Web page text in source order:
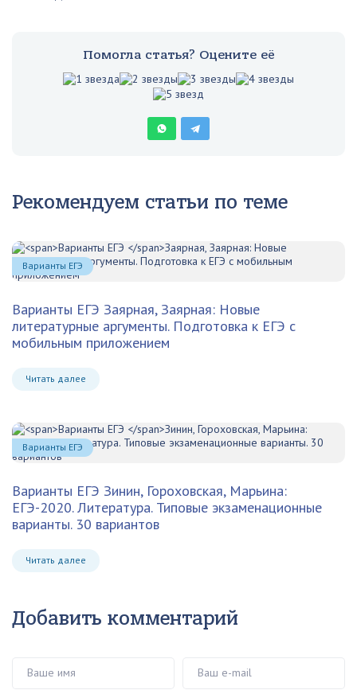
Помогла статья? Оцените её
Рекомендуем статьи по теме
Варианты ЕГЭ Заярная, Заярная: Новые
литературные аргументы. Подготовка к ЕГЭ с
мобильным приложением
Читать далее
Варианты ЕГЭ
Варианты ЕГЭ Зинин, Гороховская, Марьина:
ЕГЭ-2020. Литература. Типовые экзаменационные
варианты. 30 вариантов
Читать далее
Варианты ЕГЭ
Добавить комментарий